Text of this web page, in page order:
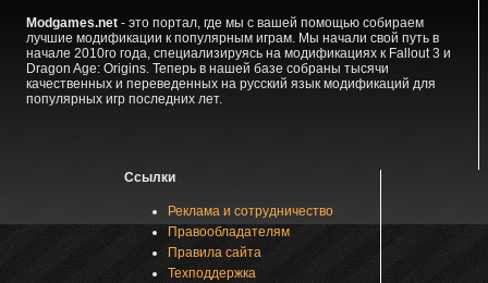
Modgames.net- это портал, где мы с вашей помощью собираем
лучшие модификации к популярным играм. Мы начали свой путь в
начале 2010го года, специализируясь на модификациях к Fallout 3 и
Dragon Age: Origins. Теперь в нашей базе собраны тысячи
качественных и переведенных на русский язык модификаций для
популярных игр последних лет.
Ссылки
Реклама и сотрудничество
Правообладателям
Правила сайта
Техподдержка